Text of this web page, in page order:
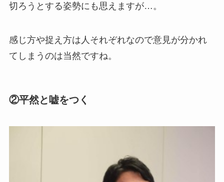
切ろうとする姿勢にも思えますが…。
感じ方や捉え方は人それぞれなので意見が分かれ
てしまうのは当然ですね。
②平然と嘘をつく